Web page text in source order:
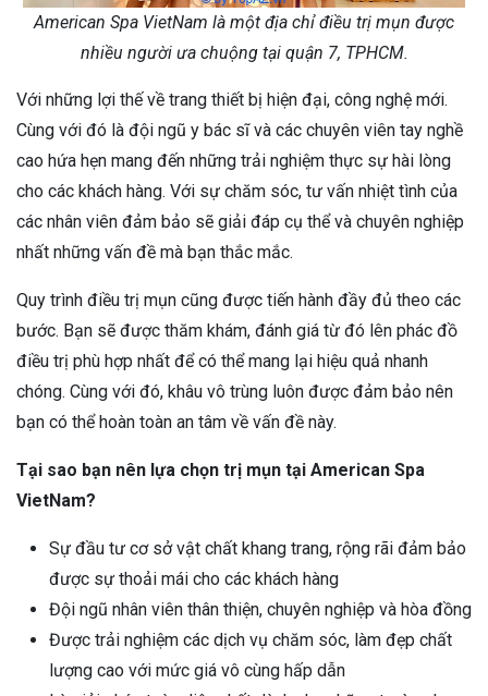
American Spa VietNam là một địa chỉ điều trị mụn được
nhiều người ưa chuộng tại quận 7, TPHCM.
Với những lợi thế về trang thiết bị hiện đại, công nghệ mới.
Cùng với đó là đội ngũ y bác sĩ và các chuyên viên tay nghề
cao hứa hẹn mang đến những trải nghiệm thực sự hài lòng
cho các khách hàng. Với sự chăm sóc, tư vấn nhiệt tình của
các nhân viên đảm bảo sẽ giải đáp cụ thể và chuyên nghiệp
nhất những vấn đề mà bạn thắc mắc.
Quy trình điều trị mụn cũng được tiến hành đầy đủ theo các
bước. Bạn sẽ được thăm khám, đánh giá từ đó lên phác đồ
điều trị phù hợp nhất để có thể mang lại hiệu quả nhanh
chóng. Cùng với đó, khâu vô trùng luôn được đảm bảo nên
bạn có thể hoàn toàn an tâm về vấn đề này.
Tại sao bạn nên lựa chọn trị mụn tại American Spa
VietNam?
Sự đầu tư cơ sở vật chất khang trang, rộng rãi đảm bảo
được sự thoải mái cho các khách hàng
Đội ngũ nhân viên thân thiện, chuyên nghiệp và hòa đồng
Được trải nghiệm các dịch vụ chăm sóc, làm đẹp chất
lượng cao với mức giá vô cùng hấp dẫn